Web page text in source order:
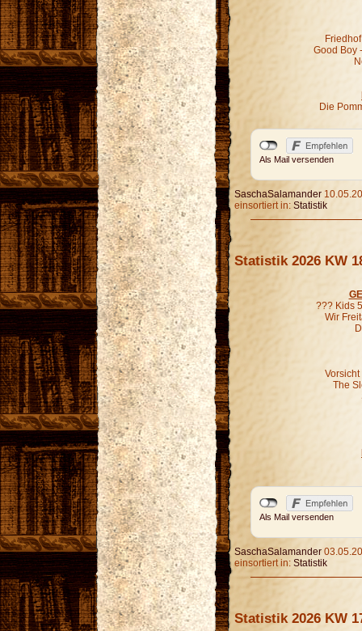
Good Boy
Die
Als Mail versenden
SaschaSalamander
einsortiert in: Statistik
Statistik 2026 KW
??? Kids
Wir
The
Als Mail versenden
SaschaSalamander
einsortiert in: Statistik
Statistik 2026 KW